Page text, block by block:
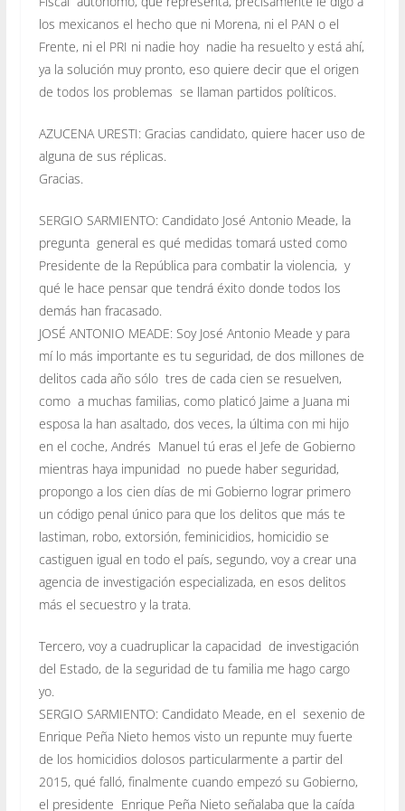
los mexicanos el hecho que ni Morena, ni el PAN o el
Frente, ni el PRI ni nadie hoy nadie ha resuelto y está ahí,
ya la solución muy pronto, eso quiere decir que el origen
de todos los problemas se llaman partidos políticos.
AZUCENA URESTI: Gracias candidato, quiere hacer uso de
alguna de sus réplicas.
Gracias.
SERGIO SARMIENTO: Candidato José Antonio Meade, la
pregunta general es qué medidas tomará usted como
Presidente de la República para combatir la violencia, y
qué le hace pensar que tendrá éxito donde todos los
demás han fracasado.
JOSÉ ANTONIO MEADE: Soy José Antonio Meade y para
mí lo más importante es tu seguridad, de dos millones de
delitos cada año sólo tres de cada cien se resuelven,
como a muchas familias, como platicó Jaime a Juana mi
esposa la han asaltado, dos veces, la última con mi hijo
en el coche, Andrés Manuel tú eras el Jefe de Gobierno
mientras haya impunidad no puede haber seguridad,
propongo a los cien días de mi Gobierno lograr primero
un código penal único para que los delitos que más te
lastiman, robo, extorsión, feminicidios, homicidio se
castiguen igual en todo el país, segundo, voy a crear una
agencia de investigación especializada, en esos delitos
más el secuestro y la trata.
Tercero, voy a cuadruplicar la capacidad de investigación
del Estado, de la seguridad de tu familia me hago cargo
yo.
SERGIO SARMIENTO: Candidato Meade, en el sexenio de
Enrique Peña Nieto hemos visto un repunte muy fuerte
de los homicidios dolosos particularmente a partir del
2015, qué falló, finalmente cuando empezó su Gobierno,
el presidente Enrique Peña Nieto señalaba que la caída